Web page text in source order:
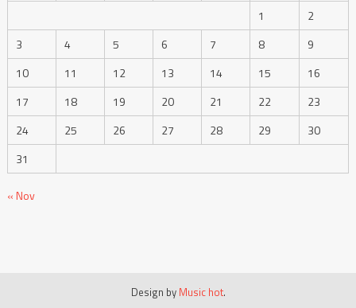
1
2
3
4 5 6 7 8
9
10
11 12 13 14 15
16
17
18 19 20 21 22
23
24
25 26 27 28 29
30
31
« Nov
Design by Music hot.